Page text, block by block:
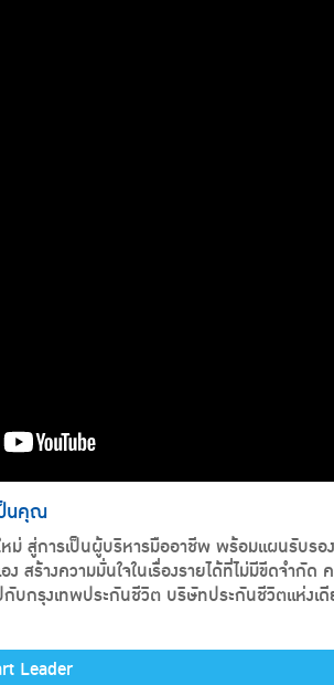
ป็นคุณ
ม่ สู่การเป็นผู้บริหารมืออาชีพ พร้อมแผนรับรอ
ง สร้างความมั่นใจในเรื่องรายได้ที่ไม่มีขีดจ
กับกรุงเทพประกันชีวิต บริษัทประกันชีวิตแห่
Leader